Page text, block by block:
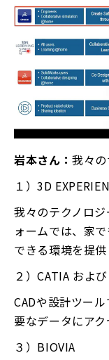
岩本さん：我々の
１）3D
我々のテクノロジ
ォームでは、家
できる環境を提供
２）CATIA およ
CADや設計ツー
要なデータにアク
３）BIOVIA